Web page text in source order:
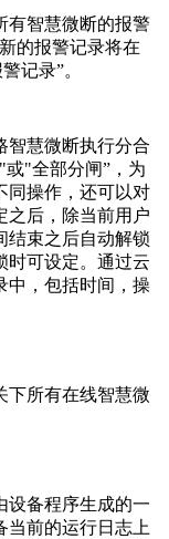
有智慧微断的报警
的报警记录将在
记录”。
智慧微断执行分合
"全部分闸”，为
同操作，还可以对
之后，除当前用户
结束之后自动解锁
时可设定。通过云
中，包括时间，操
下所有在线智慧微
设备程序生成的一
当前的运行日志上